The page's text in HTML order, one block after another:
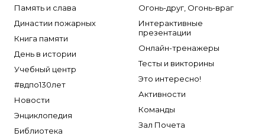
Память и слава
Династии пожарных
Книга памяти
День в истории
Учебный центр
#вдпо130лет
Новости
Энциклопедия
Библиотека
Огонь-друг, Огонь-враг
Интерактивные
презентации
Онлайн-тренажеры
Тесты и викторины
Это интересно!
Активности
Команды
Зал Почета